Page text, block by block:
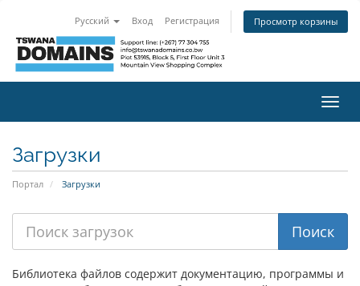
Русский Вход Регистрация Просмотр корзины
Загрузки
Портал Загрузки
Библиотека файлов содержит документацию, программы и